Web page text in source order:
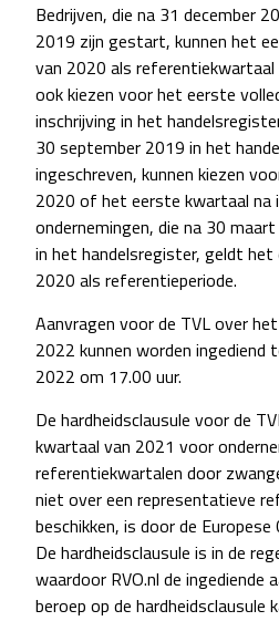
Bedrijven, die na 31 december
2019 zijn gestart, kunnen het
van 2020 als referentiekwartaal
ook kiezen voor het eerste
inschrijving in het
30 september 2019 in het
ingeschreven, kunnen kiezen
2020 of het eerste kwartaal na
ondernemingen, die na 30
in het handelsregister, geldt het
2020 als referentieperiode.
Aanvragen voor de TVL over
2022 kunnen worden
2022 om 17.00 uur.
De hardheidsclausule voor de
kwartaal van 2021 voor
referentiekwartalen door
niet over een representatieve
beschikken, is door de
De hardheidsclausule is in de
waardoor RVO.nl de ingediende
beroep op de hardheidsclausule